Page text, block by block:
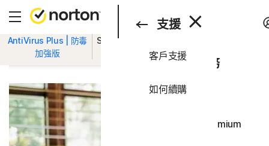
搜尋
消費者
消費者
所有產品和服務
全方位方案
Norton 360 Premium │ 諾
支援
客戶支援
如何續購
AntiVirus Plus | 防毒
加強版
Standard | 標
階版